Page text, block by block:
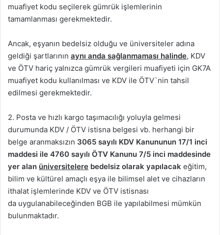
muafiyet kodu seçilerek gümrük işlemlerinin
tamamlanması gerekmektedir.
Ancak, eşyanın bedelsiz olduğu ve üniversiteler adına
geldiği şartlarının aynı anda sağlanmaması halinde, KDV
ve ÖTV hariç yalnızca gümrük vergileri muafiyeti için GK7A
muafiyet kodu kullanılması ve KDV ile ÖTV`nin tahsil
edilmesi gerekmektedir.
2. Posta ve hızlı kargo taşımacılığı yoluyla gelmesi
durumunda KDV / ÖTV istisna belgesi vb. herhangi bir
belge aranmaksızın 3065 sayılı KDV Kanununun 17/1 inci
maddesi ile 4760 sayılı ÖTV Kanunu 7/5 inci maddesinde
yer alan üniversitelere bedelsiz olarak yapılacak eğitim,
bilim ve kültürel amaçlı eşya ile bilimsel alet ve cihazların
ithalat işlemlerinde KDV ve ÖTV istisnası
da uygulanabileceğinden BGB ile yapılabilmesi mümkün
bulunmaktadır.